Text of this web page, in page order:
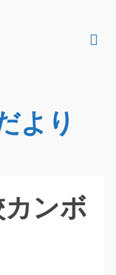
より
ンボ